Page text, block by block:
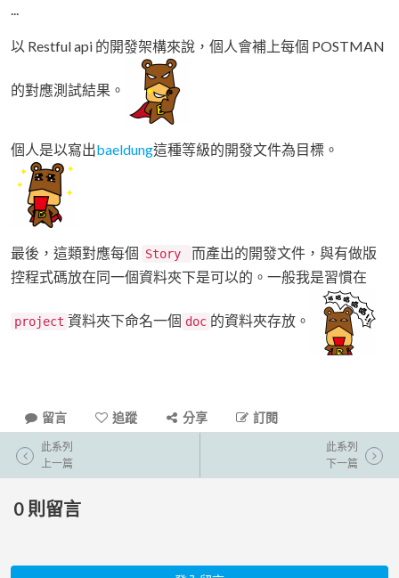
...
以 Restful api 的開發架構來說，個人會補上每個 POSTMAN
的對應測試結果。
個人是以寫出baeldung這種等級的開發文件為目標。
最後，這類對應每個 Story
而產出的開發文件，與有做版
控程式碼放在同一個資料夾下是可以的。一般我是習慣在
project 資料夾下命名一個 doc 的資料夾存放。
留言 追蹤 分享 訂閱
此系列
上一篇
此系列
下一篇
0 則留言